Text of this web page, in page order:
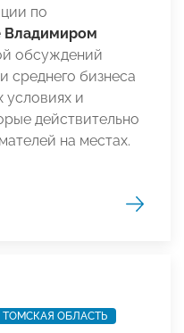
по
Владимиром
обсуждений
среднего бизнеса
условиях и
действительно
на местах.
ТОМСКАЯ ОБЛАСТЬ